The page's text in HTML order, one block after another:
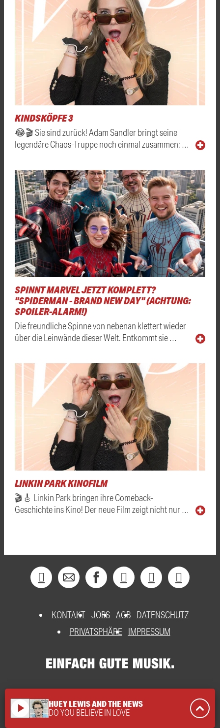
KINDSKÖPFE 3
😂🎬 Sie sind zurück! Adam Sandler bringt seine
legendäre Chaos-Truppe noch einmal zusammen: …
SPINNT MARVEL JETZT KOMPLETT?
"SPIDERMAN - BRAND NEW DAY" (ACHTUNG:
SPOILER-ALARM!)
Die freundliche Spinne von nebenan klettert wieder
über die Leinwände dieser Welt. Entkommt sie …
LINKIN PARK KINOFILM
🎬🎸 Linkin Park bringen ihre Comeback-
Geschichte ins Kino! Der neue Film zeigt nicht nur …
KONTAKT JOBS AGB DATENSCHUTZ
PRIVATSPHÄRE
IMPRESSUM
play_arrow HUEY LEWIS AND THE NEWS
DO YOU BELIEVE IN LOVE